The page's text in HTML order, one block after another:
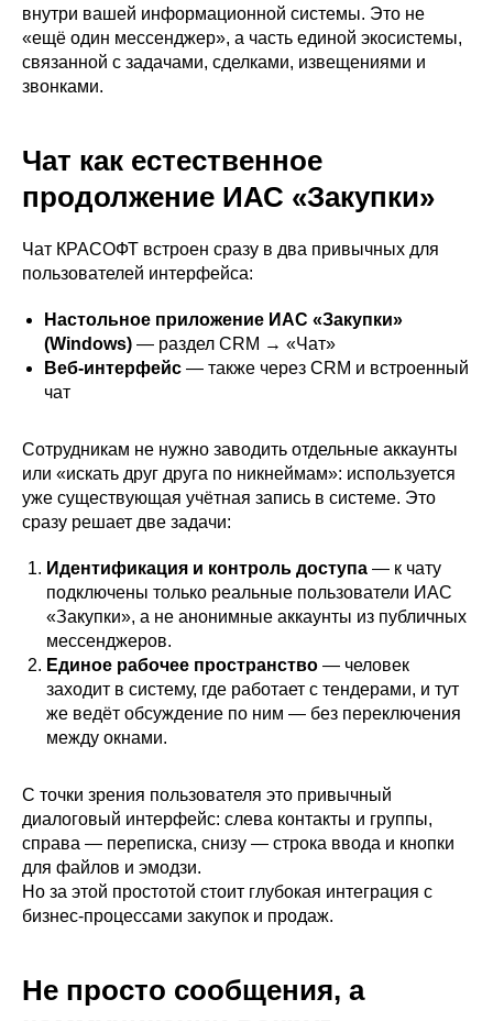
внутри вашей информационной системы. Это не
«ещё один мессенджер», а часть единой экосистемы,
связанной с задачами, сделками, извещениями и
звонками.
Чат как естественное
продолжение ИАС «Закупки»
Чат КРАСОФТ встроен сразу в два привычных для
пользователей интерфейса:
Настольное приложение ИАС «Закупки»
(Windows) — раздел CRM → «Чат»
Веб-интерфейс — также через CRM и встроенный
чат
Сотрудникам не нужно заводить отдельные аккаунты
или «искать друг друга по никнеймам»: используется
уже существующая учётная запись в системе. Это
сразу решает две задачи:
Идентификация и контроль доступа — к чату
подключены только реальные пользователи ИАС
«Закупки», а не анонимные аккаунты из публичных
мессенджеров.
Единое рабочее пространство — человек
заходит в систему, где работает с тендерами, и тут
же ведёт обсуждение по ним — без переключения
между окнами.
С точки зрения пользователя это привычный
диалоговый интерфейс: слева контакты и группы,
справа — переписка, снизу — строка ввода и кнопки
для файлов и эмодзи.
Но за этой простотой стоит глубокая интеграция с
бизнес-процессами закупок и продаж.
Не просто сообщения, а